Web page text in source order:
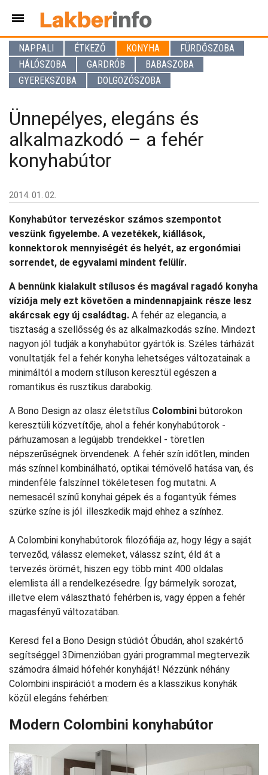
NAPPALI ÉTKEZŐ KONYHA
FÜRDŐSZOBA
HÁLÓSZOBA
GARDRÓB
BABASZOBA
GYEREKSZOBA
DOLGOZÓSZOBA
Ünnepélyes, elegáns és
alkalmazkodó – a fehér
konyhabútor
2014. 01. 02.
Konyhabútor tervezéskor számos szempontot
veszünk figyelembe. A vezetékek, kiállások,
konnektorok mennyiségét és helyét, az ergonómiai
sorrendet, de egyvalami mindent felülír.
A bennünk kialakult stílusos és magával ragadó konyha
víziója mely ezt követően a mindennapjaink része lesz
akárcsak egy új családtag. A fehér az elegancia, a
tisztaság a szellősség és az alkalmazkodás színe. Mindezt
nagyon jól tudják a konyhabútor gyártók is. Széles tárházát
vonultatják fel a fehér konyha lehetséges változatainak a
minimáltól a modern stíluson keresztül egészen a
romantikus és rusztikus darabokig.
A Bono Design az olasz életstílus Colombini bútorokon
keresztüli közvetítője, ahol a fehér konyhabútorok -
párhuzamosan a legújabb trendekkel - töretlen
népszerűségnek örvendenek. A fehér szín időtlen, minden
más színnel kombinálható, optikai térnövelő hatása van, és
mindenféle falszínnel tökéletesen fog mutatni. A
nemesacél színű konyhai gépek és a fogantyúk fémes
szürke színe is jól illeszkedik majd ehhez a színhez.
A Colombini konyhabútorok filozófiája az, hogy légy a saját
terveződ, válassz elemeket, válassz színt, éld át a
tervezés örömét, hiszen egy több mint 400 oldalas
elemlista áll a rendelkezésedre. Így bármelyik sorozat,
illetve elem választható fehérben is, vagy éppen a fehér
magasfényű változatában.
Keresd fel a Bono Design stúdiót Óbudán, ahol szakértő
segítséggel 3Dimenzióban gyári programmal megtervezik
számodra álmaid hófehér konyháját! Nézzünk néhány
Colombini inspirációt a modern és a klasszikus konyhák
közül elegáns fehérben:
Modern Colombini konyhabútor